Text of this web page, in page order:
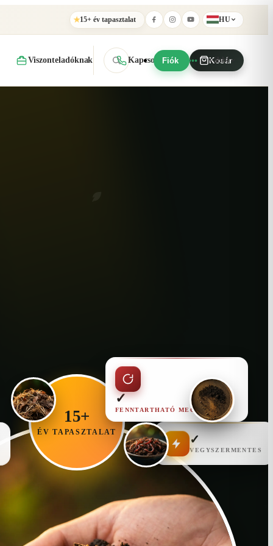
★15+ év tapasztalat HU
Viszonteladóknak Kapcsolat További
Fiók Kosár
15+
ÉV TAPASZTALAT ✓
VEGYSZERMENTES
✓
FENNTARTHATÓ MEGOLDÁS